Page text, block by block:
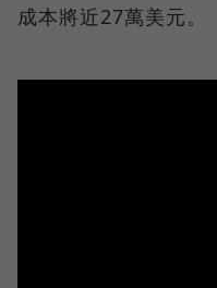
成本將近27萬美元。